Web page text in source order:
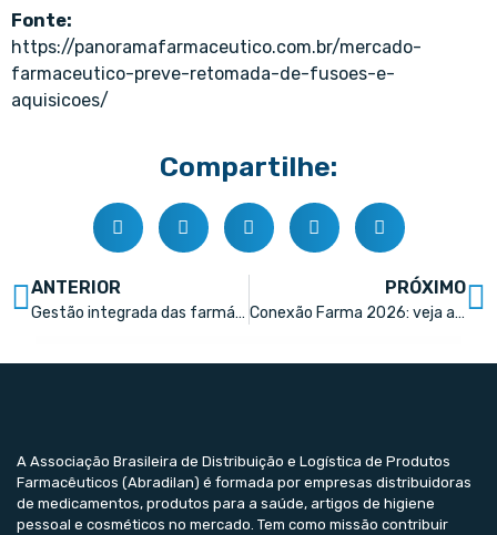
Fonte:
https://panoramafarmaceutico.com.br/mercado-
farmaceutico-preve-retomada-de-fusoes-e-
aquisicoes/
Compartilhe:
ANTERIOR
Gestão integrada das farmácias: desafios e oportunidades no varejo on e offline
PRÓXIMO
Conexão Farma 2026: veja as palestras da Arena Conecta Farma em 10/03
A Associação Brasileira de Distribuição e Logística de Produtos
Farmacêuticos (Abradilan) é formada por empresas distribuidoras
de medicamentos, produtos para a saúde, artigos de higiene
pessoal e cosméticos no mercado. Tem como missão contribuir